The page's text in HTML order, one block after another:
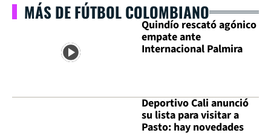
MÁS DE FÚTBOL COLOMBIANO
Quindío rescató agónico
empate ante
Internacional Palmira
Deportivo Cali anunció
su lista para visitar a
Pasto: hay novedades